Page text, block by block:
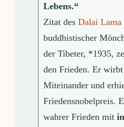
Lebens.“
Zitat desDalai Lama
buddhistischer
der Tibeter, *1935,
den Frieden. Er
Miteinander und
Friedensnobelpreis.
wahrer Frieden mit